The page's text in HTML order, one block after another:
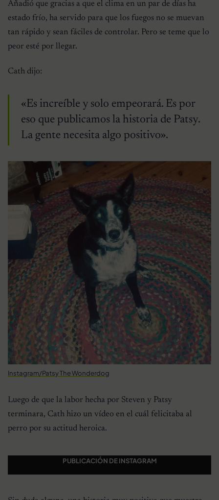
Añadió que gracias a que el clima en un par de días ha
estado frío, ha servido para que los fuegos no se muevan
tan rápido y sean fáciles de controlar. Pero se teme que lo
peor esté por llegar.
Cath dijo:
«Es increíble y solo empeorará. Es por
eso que publicamos la historia de Patsy.
La gente necesita algo positivo».
Instagram/Patsy The Wonderdog
Luego de que la labor hecha por Steven y Patsy
terminara, Cath hizo un vídeo en el cuál felicitaba al
perro por su actitud heroica.
PUBLICACIÓN DE INSTAGRAM